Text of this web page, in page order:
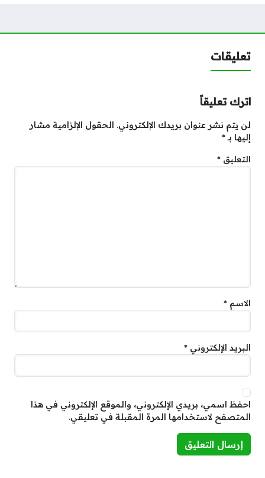
تعليقات
اترك تعليقاً
لن يتم نشر عنوان بريدك الإلكتروني. الحقول الإلزامية مشار
إليها بـ*
التعليق *
الاسم *
البريد الإلكتروني *
احفظ اسمي، بريدي الإلكتروني، والموقع الإلكتروني في هذا
المتصفح لاستخدامها المرة المقبلة في تعليقي.